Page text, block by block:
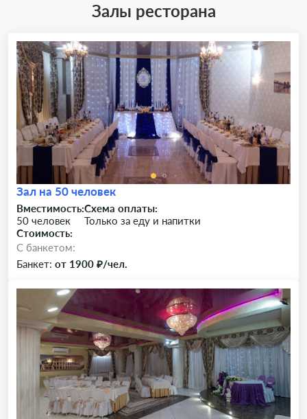
Залы ресторана
Зал на 50 человек
Вместимость:
50 человек
Схема оплаты:
Только за еду и напитки
Стоимость:
C банкетом:
Банкет: от 1900 ₽/чел.